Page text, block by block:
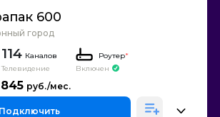
600
город
114 Каналов
Телевидение
Роутер*
Включен
845
Подключить